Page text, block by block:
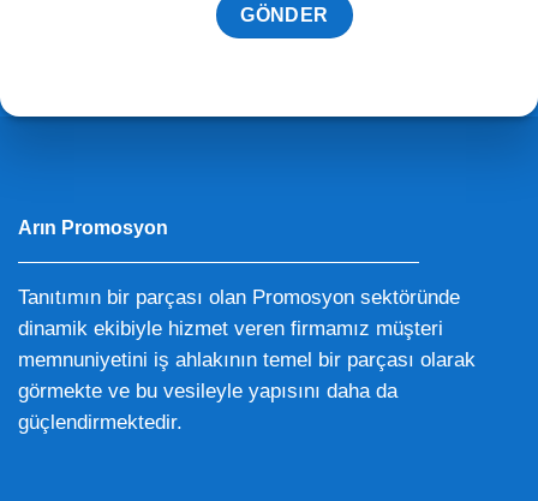
Arın Promosyon
Tanıtımın bir parçası olan Promosyon sektöründe
dinamik ekibiyle hizmet veren firmamız müşteri
memnuniyetini iş ahlakının temel bir parçası olarak
görmekte ve bu vesileyle yapısını daha da
güçlendirmektedir.